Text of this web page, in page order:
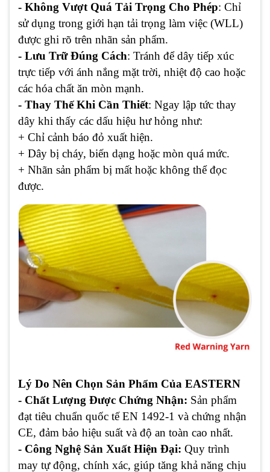
- Không Vượt Quá Tải Trọng Cho Phép: Chỉ
sử dụng trong giới hạn tải trọng làm việc (WLL)
được ghi rõ trên nhãn sản phẩm.
- Lưu Trữ Đúng Cách: Tránh để dây tiếp xúc
trực tiếp với ánh nắng mặt trời, nhiệt độ cao hoặc
các hóa chất ăn mòn mạnh.
- Thay Thế Khi Cần Thiết: Ngay lập tức thay
dây khi thấy các dấu hiệu hư hỏng như:
+ Chỉ cảnh báo đỏ xuất hiện.
+ Dây bị cháy, biến dạng hoặc mòn quá mức.
+ Nhãn sản phẩm bị mất hoặc không thể đọc
được.
Lý Do Nên Chọn Sản Phẩm Của EASTERN
- Chất Lượng Được Chứng Nhận: Sản phẩm
đạt tiêu chuẩn quốc tế EN 1492-1 và chứng nhận
CE, đảm bảo hiệu suất và độ an toàn cao nhất.
- Công Nghệ Sản Xuất Hiện Đại: Quy trình
may tự động, chính xác, giúp tăng khả năng chịu